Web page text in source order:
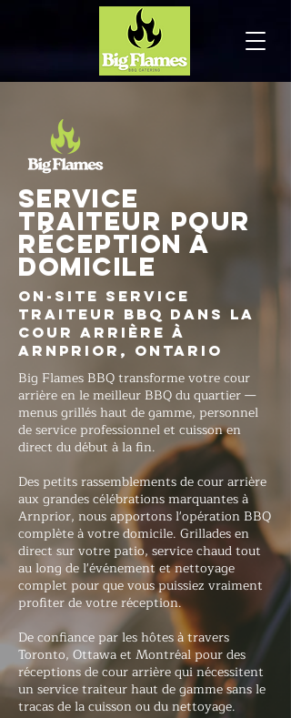
Service
traiteur pour
réception à
domicile
On-Site Service
traiteur BBQ dans la
cour arrière à
Arnprior, Ontario
Big Flames BBQ transforme votre cour
arrière en le meilleur BBQ du quartier —
menus grillés haut de gamme, personnel
de service professionnel et cuisson en
direct du début à la fin.
Des petits rassemblements de cour arrière
aux grandes célébrations marquantes à
Arnprior, nous apportons l'opération BBQ
complète à votre domicile. Grillades en
direct sur votre patio, service chaud tout
au long de l'événement et nettoyage
complet pour que vous puissiez vraiment
profiter de votre réception.
De confiance par les hôtes à travers
Toronto, Ottawa et Montréal pour des
réceptions de cour arrière qui nécessitent
un service traiteur haut de gamme sans le
tracas de la cuisson ou du nettoyage.